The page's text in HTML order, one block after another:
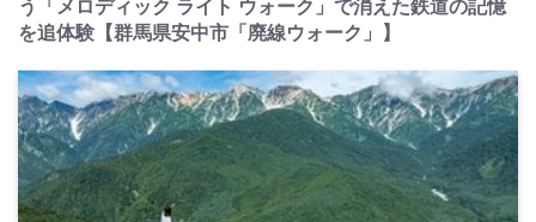
う「メロディック ライト ウォーク」で消えた鉄道の記憶
を追体験【群馬県安中市「廃線ウォーク」】